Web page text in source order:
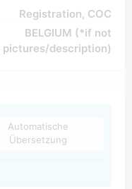
Registration, COC
BELGIUM (*if not
description)
Automatische
Übersetzung